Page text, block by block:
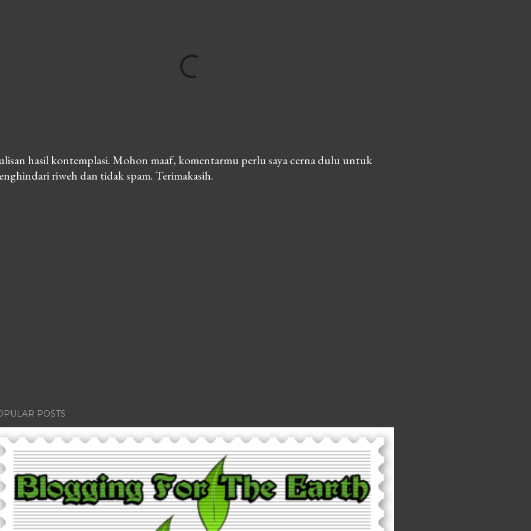
hasil kontemplasi. Mohon maaf, komentarmu perlu saya cerna dulu untuk
riweh dan tidak spam. Terimakasih.
POSTS